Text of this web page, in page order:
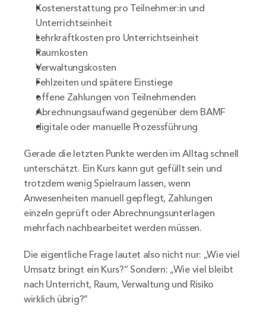
Kostenerstattung pro Teilnehmer:in und
Unterrichtseinheit
Lehrkraftkosten pro Unterrichtseinheit
Raumkosten
Verwaltungskosten
Fehlzeiten und spätere Einstiege
offene Zahlungen von Teilnehmenden
Abrechnungsaufwand gegenüber dem BAMF
digitale oder manuelle Prozessführung
Gerade die letzten Punkte werden im Alltag schnell
unterschätzt. Ein Kurs kann gut gefüllt sein und
trotzdem wenig Spielraum lassen, wenn
Anwesenheiten manuell gepflegt, Zahlungen
einzeln geprüft oder Abrechnungsunterlagen
mehrfach nachbearbeitet werden müssen.
Die eigentliche Frage lautet also nicht nur: „Wie viel
Umsatz bringt ein Kurs?“ Sondern: „Wie viel bleibt
nach Unterricht, Raum, Verwaltung und Risiko
wirklich übrig?“